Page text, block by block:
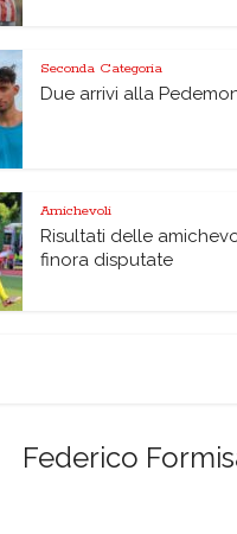
Seconda Categoria
Due arrivi alla
Amichevoli
Risultati delle
finora disputate
Federico